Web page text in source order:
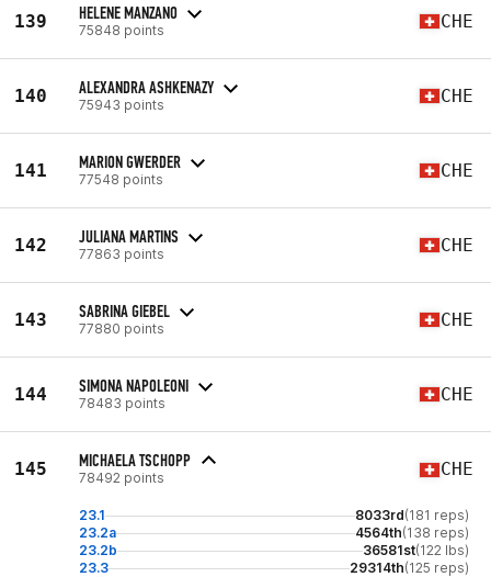
139 HELENE MANZANO
75848 points CHE
140 ALEXANDRA ASHKENAZY
75943 points CHE
141 MARION GWERDER
77548 points CHE
142 JULIANA MARTINS
77863 points CHE
143 SABRINA GIEBEL
77880 points CHE
144 SIMONA NAPOLEONI
78483 points CHE
145 MICHAELA TSCHOPP
78492 points CHE
23.1 8033rd(181 reps)
23.2a
4564th(138 reps)
23.2b
36581st(122 lbs)
23.3
29314th(125 reps)